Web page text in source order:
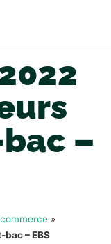
–
»
– EBS